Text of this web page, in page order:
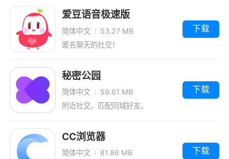
【优化】成吨的用户体验，更加丝滑~
配版
爱豆语音极速版
简体中文
53.27 MB
匿名聊天的社交！
下载
秘密公园
简体中文
59.61 MB
附近社交，匹配同城好友。
下载
CC浏览器
简体中文
81.86 MB
下载